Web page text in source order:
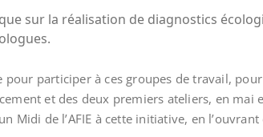
sur la réalisation de diagnostics
pour participer à ces groupes de travail,
et des deux premiers ateliers, en mai
Midi de l’AFIE à cette initiative, en